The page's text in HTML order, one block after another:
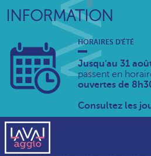
INFORMATION
HORAIRES D'ÉTÉ
Jusqu'au 31
passent en
ouvertes de
Consultez les